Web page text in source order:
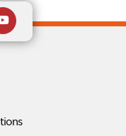
sur Suivez-